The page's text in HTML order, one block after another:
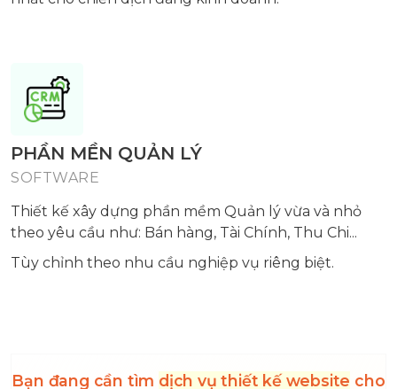
PHẦN MỀN QUẢN LÝ
SOFTWARE
Thiết kế xây dựng phần mềm Quản lý vừa và nhỏ
theo yêu cầu như: Bán hàng, Tài Chính, Thu Chi...
Tùy chỉnh theo nhu cầu nghiệp vụ riêng biệt.
Bạn đang cần tìm dịch vụ thiết kế website cho